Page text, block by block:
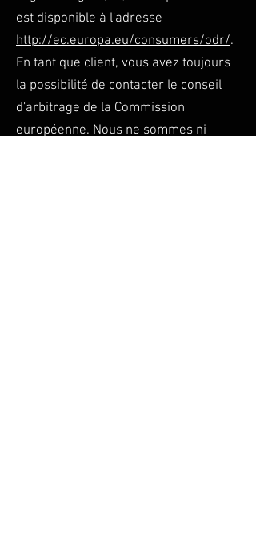
est disponible à l'adresse
http://ec.europa.eu/consumers/odr/.
En tant que client, vous avez toujours
la possibilité de contacter le conseil
d'arbitrage de la Commission
européenne. Nous ne sommes ni